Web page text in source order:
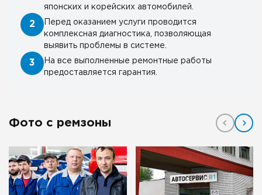
японских и корейских автомобилей.
2
Перед оказанием услуги проводится
комплексная диагностика, позволяющая
выявить проблемы в системе.
3
На все выполненные ремонтные работы
предоставляется гарантия.
Фото с ремзоны